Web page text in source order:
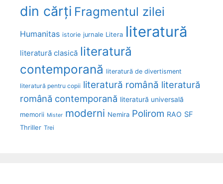
din cărți Fragmentul zilei
Humanitas istorie jurnale Litera literatură
literatură clasică literatură
contemporană literatură de divertisment
literatură pentru copii literatură română literatură
română contemporană literatură universală
memorii Mister moderni Nemira Polirom RAO SF
Thriller Trei